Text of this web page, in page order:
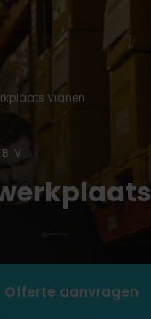
Vianen
Offerte aanvragen